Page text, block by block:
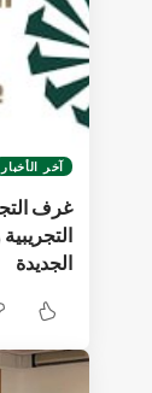
آخر الأخبار
غرف
الجديدة